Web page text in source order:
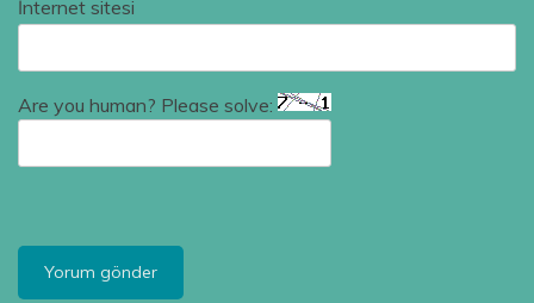
İnternet sitesi
Are you human? Please solve: